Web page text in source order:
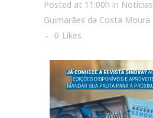
Posted at 11:00h in Notícias
Guimarães da Costa Moura
0 Likes